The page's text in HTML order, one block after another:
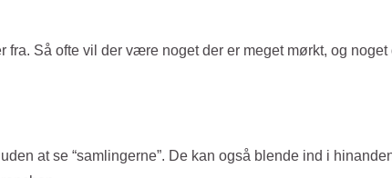
Så ofte vil der være noget der er meget mørkt, og noget
at se “samlingerne”. De kan også blende ind i